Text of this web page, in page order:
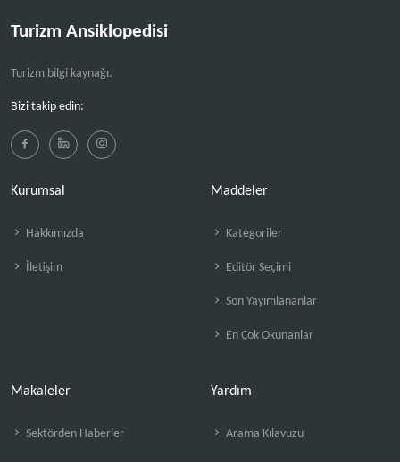
Turizm Ansiklopedisi
Turizm bilgi kaynağı.
Bizi takip edin:
Kurumsal
Hakkımızda
İletişim
Maddeler
Kategoriler
Editör Seçimi
Son Yayımlananlar
En Çok Okunanlar
Makaleler
Sektörden Haberler
Yardım
Arama Kılavuzu